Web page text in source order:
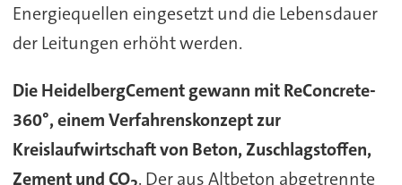
Energiequellen eingesetzt und die Lebensdauer
der Leitungen erhöht werden.
Die HeidelbergCement gewann mit ReConcrete-
360°, einem Verfahrenskonzept zur
Kreislaufwirtschaft von Beton, Zuschlagstoffen,
Zement und CO . Der aus Altbeton abgetrennte